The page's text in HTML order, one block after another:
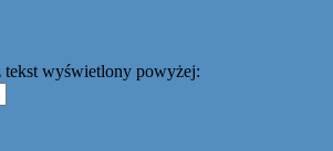
tekst wyświetlony powyżej: